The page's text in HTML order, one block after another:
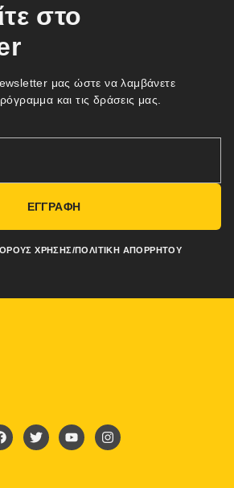
στο
μας ώστε να λαμβάνετε
και τις δράσεις μας.
ΧΡΉΣΗΣ/ΠΟΛΙΤΙΚΉ ΑΠΟΡΡΉΤΟΥ
ΕΓΓΡΑΦΗ